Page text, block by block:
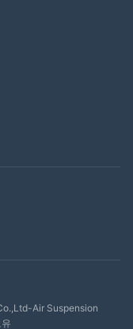
Air Suspension